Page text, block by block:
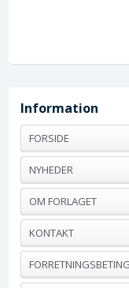
Information
FORSIDE
NYHEDER
OM FORLAGET
KONTAKT